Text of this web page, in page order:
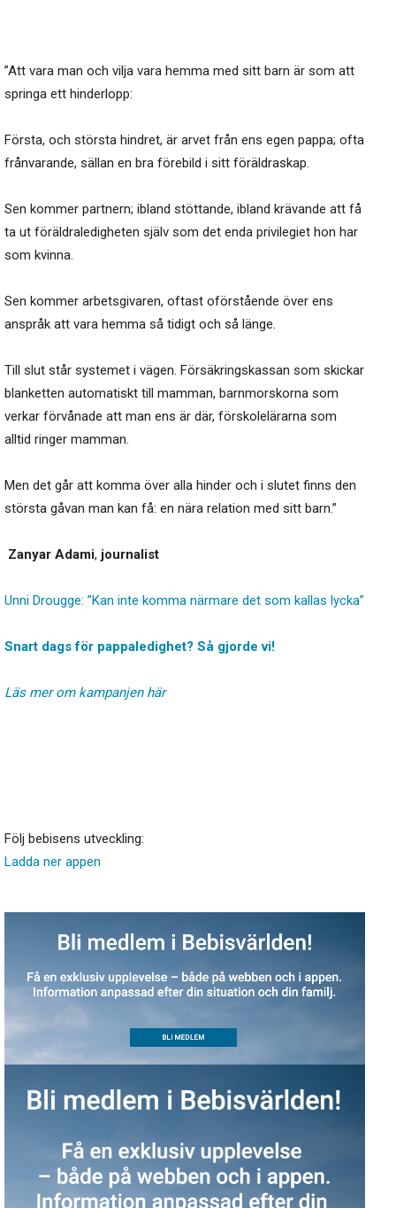
”Att vara man och vilja vara hemma med sitt barn är som att
springa ett hinderlopp:
Första, och största hindret, är arvet från ens egen pappa; ofta
frånvarande, sällan en bra förebild i sitt föräldraskap.
Sen kommer partnern; ibland stöttande, ibland krävande att få
ta ut föräldraledigheten själv som det enda privilegiet hon har
som kvinna.
Sen kommer arbetsgivaren, oftast oförstående över ens
anspråk att vara hemma så tidigt och så länge.
Till slut står systemet i vägen. Försäkringskassan som skickar
blanketten automatiskt till mamman, barnmorskorna som
verkar förvånade att man ens är där, förskolelärarna som
alltid ringer mamman.
Men det går att komma över alla hinder och i slutet finns den
största gåvan man kan få: en nära relation med sitt barn.”
Zanyar Adami, journalist
Unni Drougge: ”Kan inte komma närmare det som kallas lycka”
Snart dags för pappaledighet? Så gjorde vi!
Läs mer om kampanjen här
Följ bebisens utveckling:
Ladda ner appen